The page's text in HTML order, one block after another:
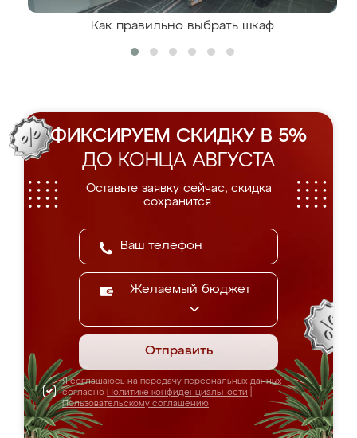
Как правильно выбрать шкаф
ФИКСИРУЕМ СКИДКУ В 5%
ДО КОНЦА АВГУСТА
Оставьте заявку сейчас, скидка
сохранится.
Желаемый бюджет
Отправить
Я соглашаюсь на передачу персональных данных
согласно Политике конфиденциальности
Пользовательскому соглашению